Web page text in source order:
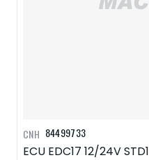
84499733
ECU EDC17 12/24V STD1
CNH